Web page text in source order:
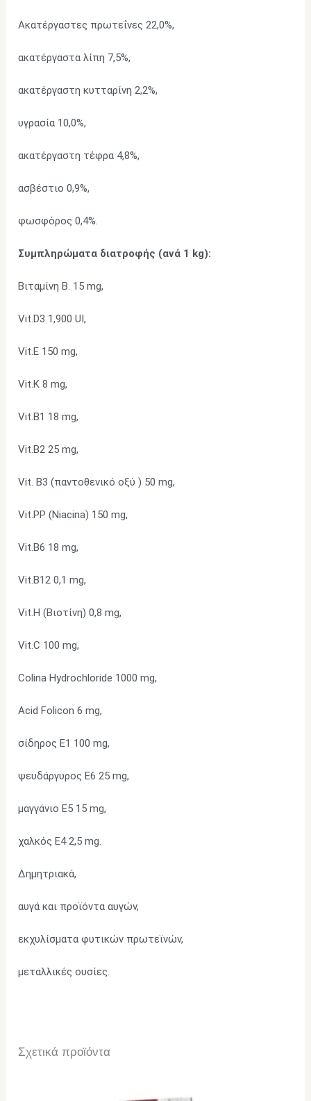
Ακατέργαστες πρωτεΐνες 22,0%,
ακατέργαστα λίπη 7,5%,
ακατέργαστη κυτταρίνη 2,2%,
υγρασία 10,0%,
ακατέργαστη τέφρα 4,8%,
ασβέστιο 0,9%,
φωσφόρος 0,4%.
Συμπληρώματα διατροφής (ανά 1 kg):
Βιταμίνη Β. 15 mg,
Vit.D3 1,900 UI,
Vit.E 150 mg,
Vit.K 8 mg,
Vit.B1 18 mg,
Vit.B2 25 mg,
Vit. Β3 (παντοθενικό οξύ ) 50 mg,
Vit.PP (Niacina) 150 mg,
Vit.B6 18 mg,
Vit.B12 0,1 mg,
Vit.H (Βιοτίνη) 0,8 mg,
Vit.C 100 mg,
Colina Hydrochloride 1000 mg,
Acid Folicon 6 mg,
σίδηρος E1 100 mg,
ψευδάργυρος Ε6 25 mg,
μαγγάνιο Ε5 15 mg,
χαλκός Ε4 2,5 mg.
Δημητριακά,
αυγά και προϊόντα αυγών,
εκχυλίσματα φυτικών πρωτεϊνών,
μεταλλικές ουσίες.
Σχετικά προϊόντα